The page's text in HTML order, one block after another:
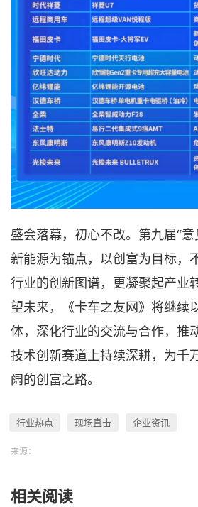
盛会落幕，初心不改。第九届“
新能源为锚点，以创富为目标，
行业的创新图谱，更凝聚起产业
望未来，《卡车之友网》将继续
体，深化行业的交流与合作，推
技术创新赛道上持续深耕，为千
阔的创富之路。
行业热点 现场直击 企业资讯
来源：
相关阅读